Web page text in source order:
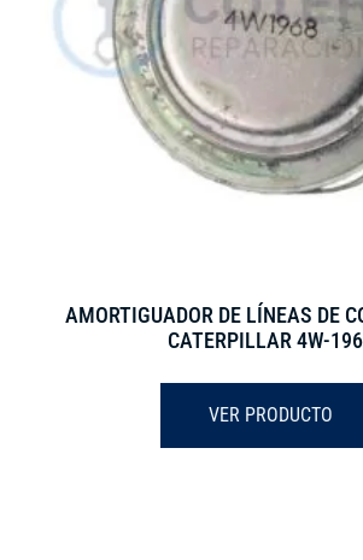
AMORTIGUADOR DE LÍNEAS DE
CATERPILLAR 4W-
VER PRODUCTO